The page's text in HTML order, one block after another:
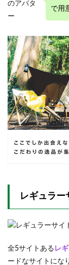
で用
レギュラー
全5サイトある レ
ードなサイトにな